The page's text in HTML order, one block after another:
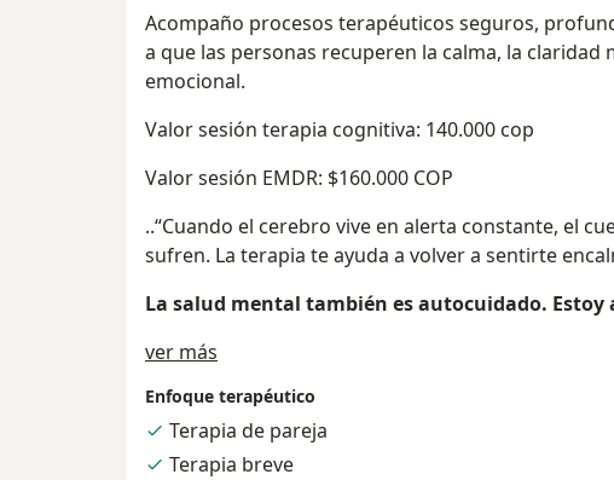
Acompaño procesos terapéuticos seguros,
a que las personas recuperen la calma, la claridad
emocional.
Valor sesión terapia cognitiva: 140.000 cop
Valor sesión EMDR: $160.000 COP
..“Cuando el cerebro vive en alerta constante, el
sufren. La terapia te ayuda a volver a sentirte
La salud mental también es autocuidado.
ver más
Enfoque terapéutico
Terapia de pareja
Terapia breve